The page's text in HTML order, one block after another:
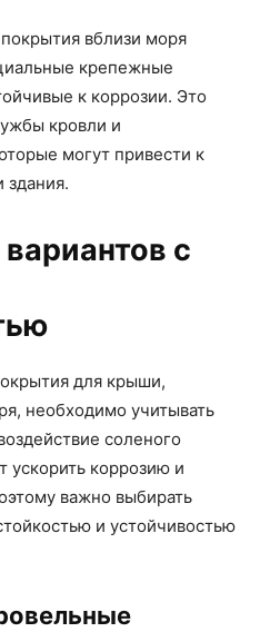
вблизи моря
крепежные
к коррозии. Это
кровли и
могут привести к
с
для крыши,
необходимо учитывать
соленого
ускорить коррозию и
важно выбирать
и устойчивостью